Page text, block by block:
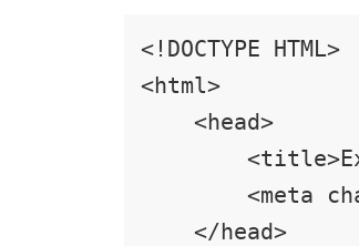
<!DOCTYPE HTML>
<html>